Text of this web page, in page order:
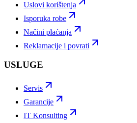
Uslovi korištenja
Isporuka robe
Načini plaćanja
Reklamacije i povrati
USLUGE
Servis
Garancije
IT Konsulting